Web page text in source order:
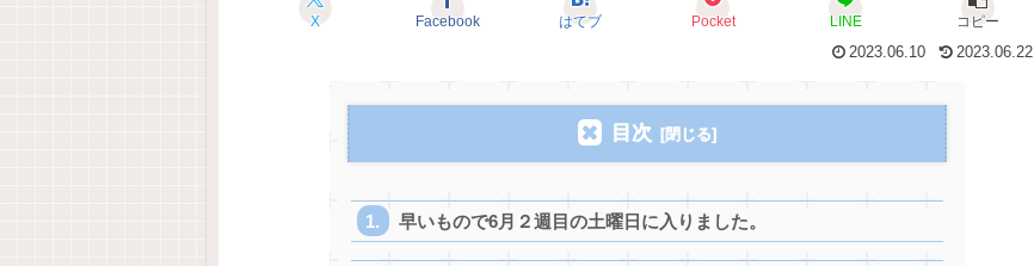
X Facebook はてブ Pocket LINE
コピー
2023.06.10
2023.06.22
目次
早いもので6月２週目の土曜日に入りました。